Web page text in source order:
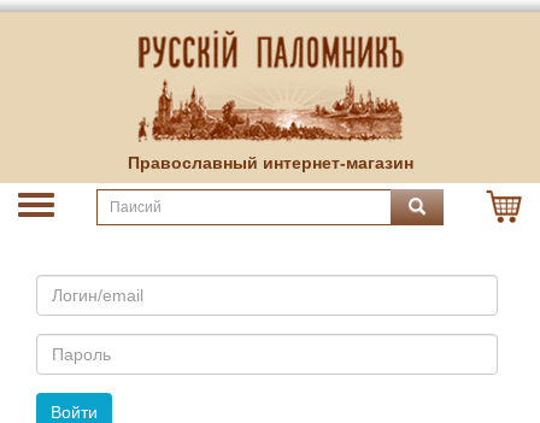
Православный интернет-магазин
Email
Пароль
Войти